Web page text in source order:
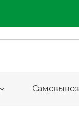
Самовывоз